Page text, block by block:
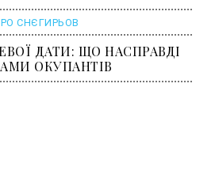
СНЄГИРЬОВ
ДАТИ: ЩО НАСПРАВДІ
ОКУПАНТІВ